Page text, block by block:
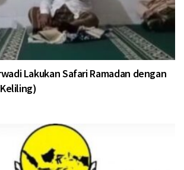
Lakukan Safari Ramadan dengan